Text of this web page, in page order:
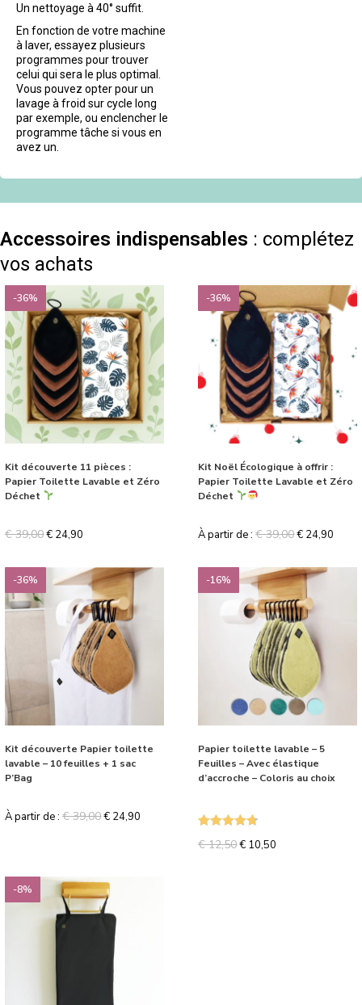
Un nettoyage à 40° suffit.
En fonction de votre machine
à laver, essayez plusieurs
programmes pour trouver
celui qui sera le plus optimal.
Vous pouvez opter pour un
lavage à froid sur cycle long
par exemple, ou enclencher le
programme tâche si vous en
avez un.
Accessoires indispensables : complétez
vos achats
-36%
Kit découverte 11 pièces :
Papier Toilette Lavable et Zéro
Déchet
€39,00€ 24,90
-36%
Kit Noël Écologique à offrir :
Papier Toilette Lavable et Zéro
Déchet
À partir de :€39,00€ 24,90
-36%
Kit découverte Papier toilette
lavable – 10 feuilles + 1 sac
P’Bag
À partir de :€39,00€ 24,90
-16%
Papier toilette lavable – 5
Feuilles – Avec élastique
d’accroche – Coloris au choix
€12,50€ 10,50
-8%